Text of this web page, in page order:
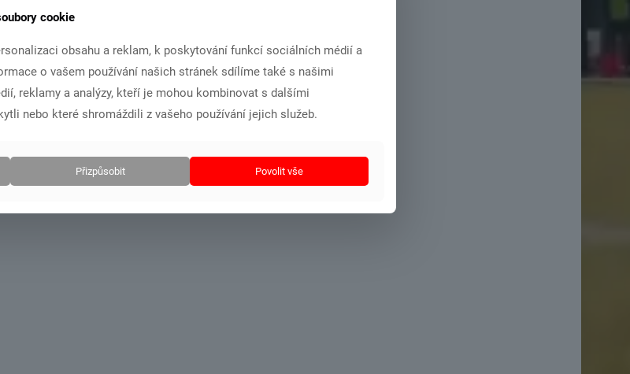
Číst více
cookie
obsahu a reklam, k poskytování funkcí sociálních médií a
o vašem používání našich stránek sdílíme také s našimi
reklamy a analýzy, kteří je mohou kombinovat s dalšími
nebo které shromáždili z vašeho používání jejich služeb.
Přizpůsobit Povolit vše